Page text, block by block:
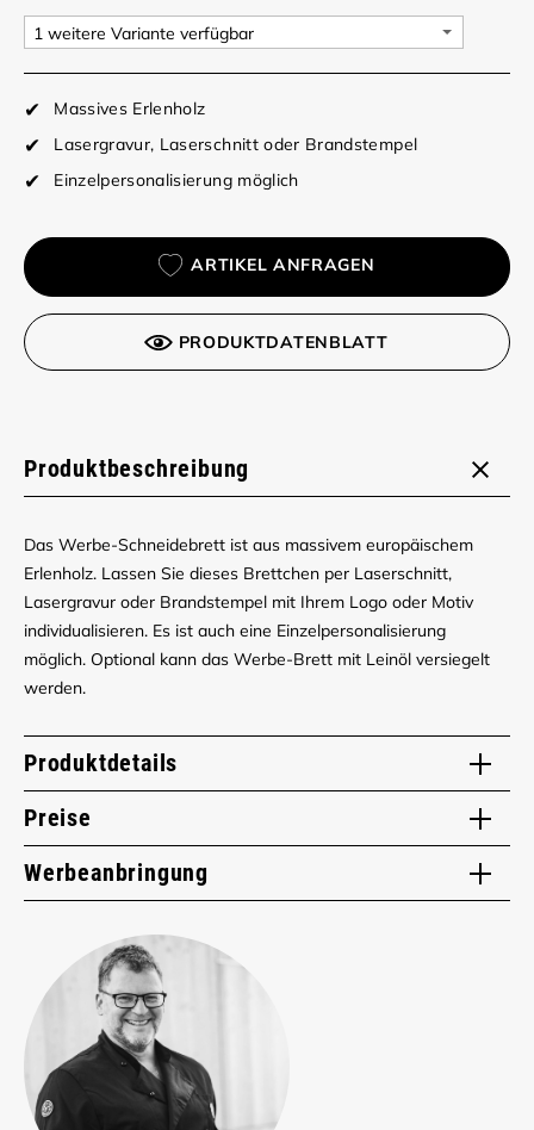
Massives Erlenholz
Lasergravur, Laserschnitt oder Brandstempel
Einzelpersonalisierung möglich
ARTIKEL ANFRAGEN
PRODUKTDATENBLATT
Produktbeschreibung
Das Werbe-Schneidebrett ist aus massivem europäischem
Erlenholz. Lassen Sie dieses Brettchen per Laserschnitt,
Lasergravur oder Brandstempel mit Ihrem Logo oder Motiv
individualisieren. Es ist auch eine Einzelpersonalisierung
möglich. Optional kann das Werbe-Brett mit Leinöl versiegelt
werden.
Produktdetails
Preise
Werbeanbringung